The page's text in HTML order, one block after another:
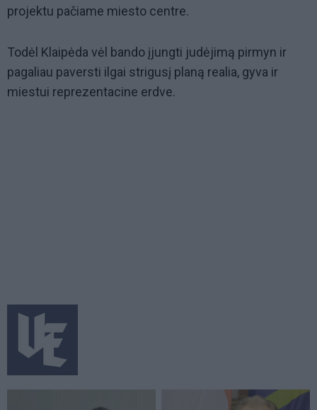
projektu pačiame miesto centre.
Todėl Klaipėda vėl bando įjungti judėjimą pirmyn ir
pagaliau paversti ilgai strigusį planą realia, gyva ir
miestui reprezentacine erdve.